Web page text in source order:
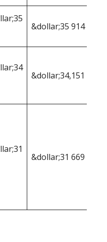
&dollar;35 914
&dollar;34,151
&dollar;31 669